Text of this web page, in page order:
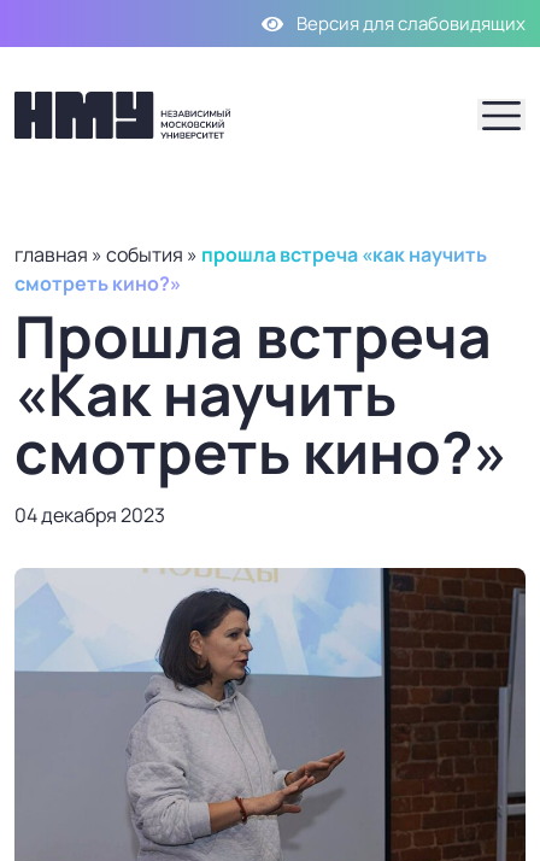
Версия для слабовидящих
главная » события » прошла встреча «как научить
смотреть кино?»
Прошла встреча
«Как научить
смотреть кино?»
04 декабря 2023